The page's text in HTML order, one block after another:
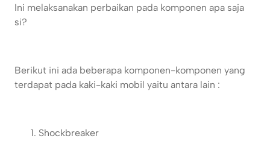
Ini melaksanakan perbaikan pada komponen apa saja
si?
Berikut ini ada beberapa komponen-komponen yang
terdapat pada kaki-kaki mobil yaitu antara lain :
Shockbreaker